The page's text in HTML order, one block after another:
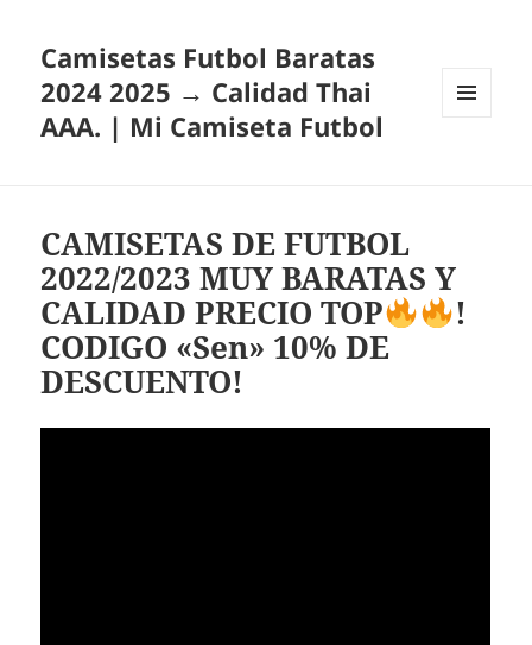
Camisetas Futbol Baratas
2024 2025 → Calidad Thai
AAA. | Mi Camiseta Futbol
CAMISETAS DE FUTBOL
2022/2023 MUY BARATAS Y
CALIDAD PRECIO TOP
!
CODIGO «Sen» 10% DE
DESCUENTO!